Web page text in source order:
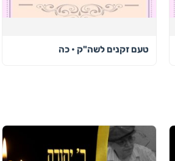
טעם זקנים לשה"ק • כה